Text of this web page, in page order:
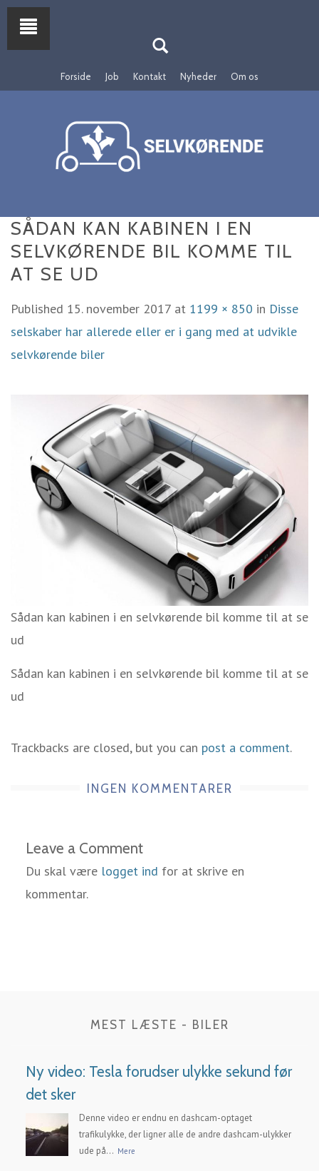
Forside Job Kontakt Nyheder Om os
SÅDAN KAN KABINEN I EN
SELVKØRENDE BIL KOMME TIL
AT SE UD
Published 15. november 2017 at 1199 × 850 in Disse
selskaber har allerede eller er i gang med at udvikle
selvkørende biler
Sådan kan kabinen i en selvkørende bil komme til at se
ud
Sådan kan kabinen i en selvkørende bil komme til at se
ud
Trackbacks are closed, but you can post a comment.
INGEN KOMMENTARER
Leave a Comment
Du skal være logget ind for at skrive en
kommentar.
MEST LÆSTE - BILER
Ny video: Tesla forudser ulykke sekund før
det sker
Denne video er endnu en dashcam-optaget
trafikulykke, der ligner alle de andre dashcam-ulykker
ude på... Mere